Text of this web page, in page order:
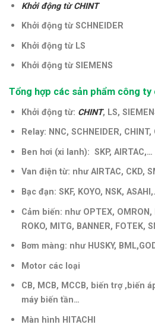
Khởi động từ CHINT
Khởi động từ SCHNEIDER
Khởi động từ LS
Khởi động từ SIEMENS
Tổng hợp các sản phẩm công
Khởi động từ: CHINT, LS,
Relay: NNC, SCHNEIDER,
Ben hơi (xi lanh): SKP, AIRTAC,…
Van điện từ: như AIRTAC, CKD,
Bạc đạn: SKF, KOYO, NSK,
Cảm biến: như OPTEX, OMRON,
ROKO, MITG, BANNER, FOTEK,
Bơm màng: như HUSKY,
Motor các loại
CB, MCB, MCCB, biến trợ ,biến
máy biến tần…
Màn hình HITACHI